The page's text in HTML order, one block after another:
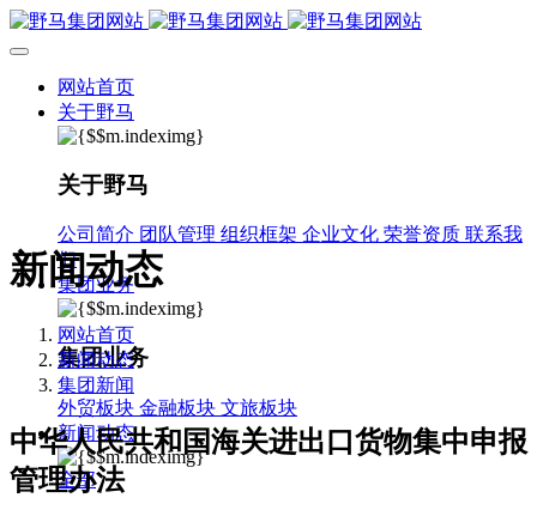
网站首页
关于野马
关于野马
公司简介 团队管理 组织框架 企业文化 荣誉资质 联系我
们
集团业务
集团业务
外贸板块 金融板块 文旅板块
新闻动态
全部
新闻动态
网站首页
新闻动态
集团新闻
中华人民共和国海关进出口货物集中申报
管理办法